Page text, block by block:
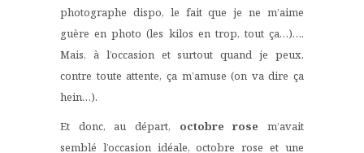
photographe dispo, le fait que je ne m’aime
guère en photo (les kilos en trop, tout ça…)….
Mais, à l’occasion et surtout quand je peux,
contre toute attente, ça m’amuse (on va dire ça
hein…).
Et donc, au départ, octobre rose m’avait
semblé l’occasion idéale, octobre rose et une